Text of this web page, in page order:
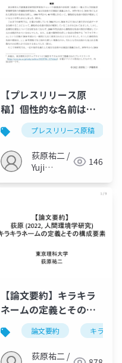
心理学 言語学
【プレスリリース原
稿】個性的な名前は
1980年代から40年間に
わたって増加している
～地方自治体の広報誌
に掲載された新生児の
名前を分析～
プレスリリース原稿
荻原祐二 /
Yuji
146
【論文要約】キラキラ
ネームの定義とその構
成要素（荻原, 2022, 人
間環境学研究）
論文要約 キラキラ
荻原祐二 /